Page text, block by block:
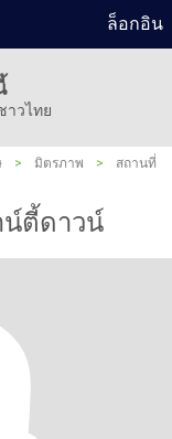
ล็อกอิน
วไทย
> มิตรภาพ >
สถานที่
น์ตี้ดาวน์